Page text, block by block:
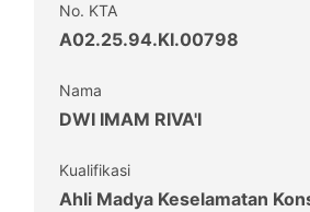
No. KTA
A02.25.94.KI.00798
Nama
DWI IMAM RIVA'I
Kualifikasi
Ahli Madya Keselamatan